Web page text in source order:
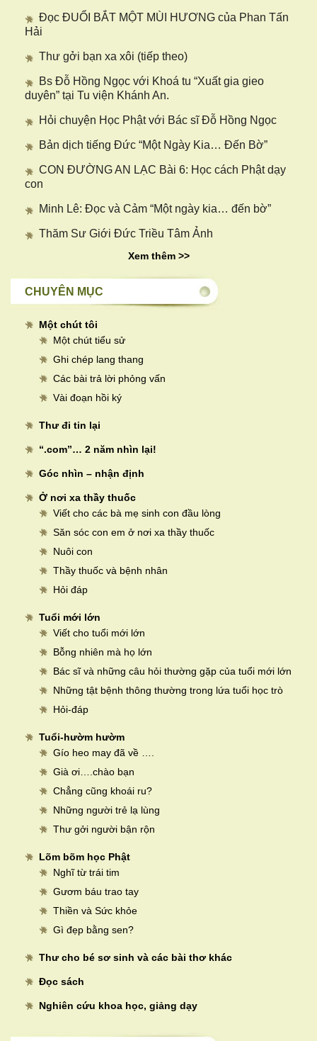
Đọc ĐUỔI BẮT MỘT MÙI HƯƠNG của Phan Tấn
Hải
Thư gởi bạn xa xôi (tiếp theo)
Bs Đỗ Hồng Ngọc với Khoá tu “Xuất gia gieo
duyên” tại Tu viện Khánh An.
Hỏi chuyện Học Phật với Bác sĩ Đỗ Hồng Ngọc
Bản dịch tiếng Đức “Một Ngày Kia… Đến Bờ”
CON ĐƯỜNG AN LẠC Bài 6: Học cách Phật dạy
con
Minh Lê: Đọc và Cảm “Một ngày kia… đến bờ”
Thăm Sư Giới Đức Triều Tâm Ảnh
Xem thêm >>
CHUYÊN MỤC
Một chút tôi
Một chút tiểu sử
Ghi chép lang thang
Các bài trả lời phỏng vấn
Vài đoạn hồi ký
Thư đi tin lại
“.com”… 2 năm nhìn lại!
Góc nhìn – nhận định
Ở nơi xa thầy thuốc
Viết cho các bà mẹ sinh con đầu lòng
Săn sóc con em ở nơi xa thầy thuốc
Nuôi con
Thầy thuốc và bệnh nhân
Hỏi đáp
Tuổi mới lớn
Viết cho tuổi mới lớn
Bỗng nhiên mà họ lớn
Bác sĩ và những câu hỏi thường gặp của tuổi mới lớn
Những tật bệnh thông thường trong lứa tuổi học trò
Hỏi-đáp
Tuổi-hườm hườm
Gío heo may đã về ….
Già ơi….chào bạn
Chẳng cũng khoái ru?
Những người trẻ lạ lùng
Thư gởi người bận rộn
Lõm bõm học Phật
Nghĩ từ trái tim
Gươm báu trao tay
Thiền và Sức khỏe
Gì đẹp bằng sen?
Thư cho bé sơ sinh và các bài thơ khác
Đọc sách
Nghiên cứu khoa học, giảng dạy